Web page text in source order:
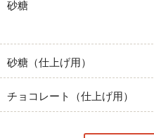
砂糖
砂糖（仕上げ用）
チョコレート（仕上げ用）